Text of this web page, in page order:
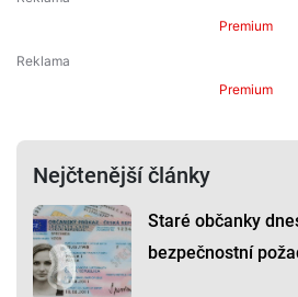
Premium
Premium
Nejčtenější články
Staré občanky
bezpečnostní